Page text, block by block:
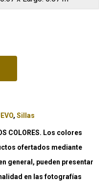
, Sillas
COLORES. Los colores
ofertados mediante
general, pueden presentar
en las fotografías